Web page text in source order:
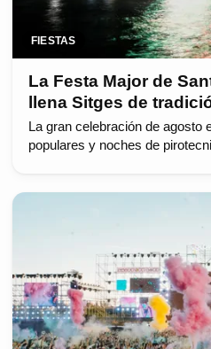
FIESTAS
La Festa Major de
llena Sitges de
La gran celebración de agosto
populares y noches de